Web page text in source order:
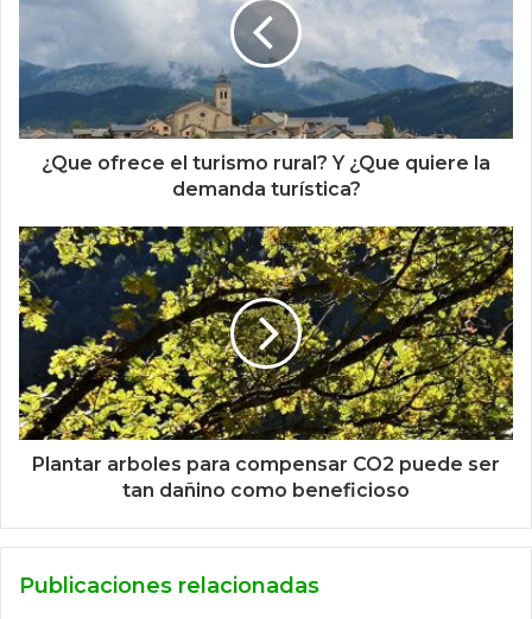
¿Que ofrece el turismo rural? Y ¿Que quiere la
demanda turística?
Plantar arboles para compensar CO2 puede ser
tan dañino como beneficioso
Publicaciones relacionadas